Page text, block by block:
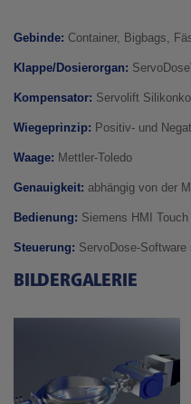
Gebinde: Container, Bigbags,
Klappe/Dosierorgan:
Kompensator: Servolift
Wiegeprinzip: Positiv- und
Waage: Mettler-Toledo
Genauigkeit: abhängig von der
Bedienung: Siemens HMI Touch
Steuerung: ServoDose-
BILDERGALERIE